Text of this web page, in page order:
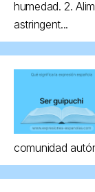
humedad. 2.
astringent...
comunidad